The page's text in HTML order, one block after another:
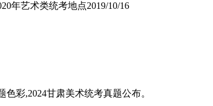
年艺术类统考地点2019/10/16
彩,2024甘肃美术统考真题公布。